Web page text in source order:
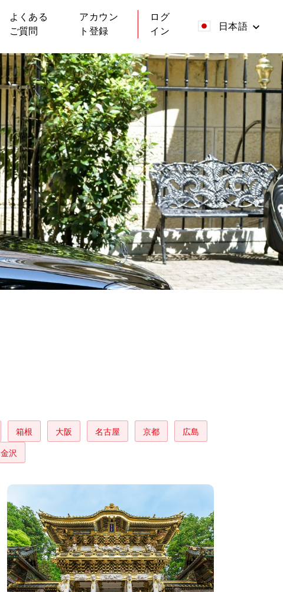
よくある
ご質問
アカウン
ト登録
ログ
イン
日本語
箱根 大阪 名古屋 京都
広島
金沢